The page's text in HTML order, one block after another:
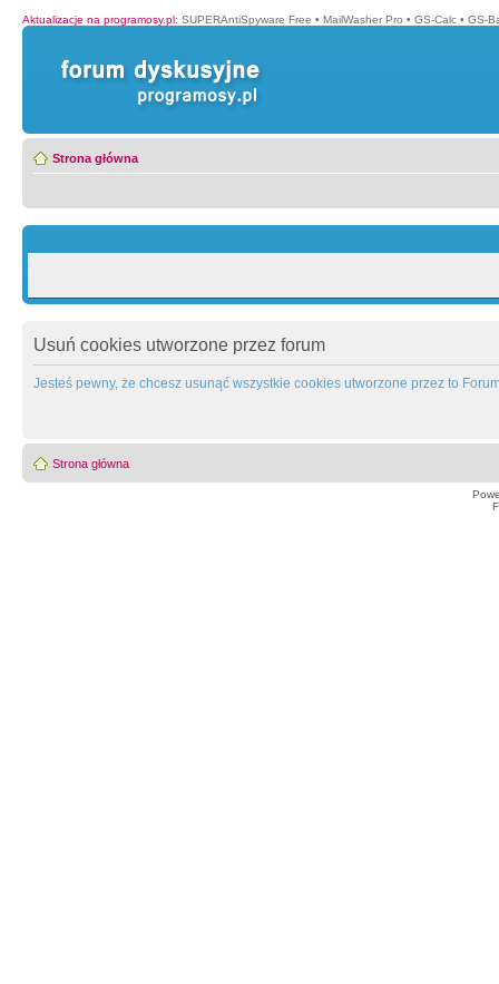
Aktualizacje na programosy.pl: SUPERAntiSpyware Free • MailWasher Pro • GS-Calc • GS-
Strona główna
Usuń cookies utworzone przez forum
Jesteś pewny, że chcesz usunąć wszystkie cookies utworzone przez to
Strona główna